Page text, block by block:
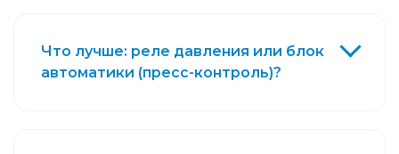
Что лучше: реле давления или блок
автоматики (пресс-контроль)?